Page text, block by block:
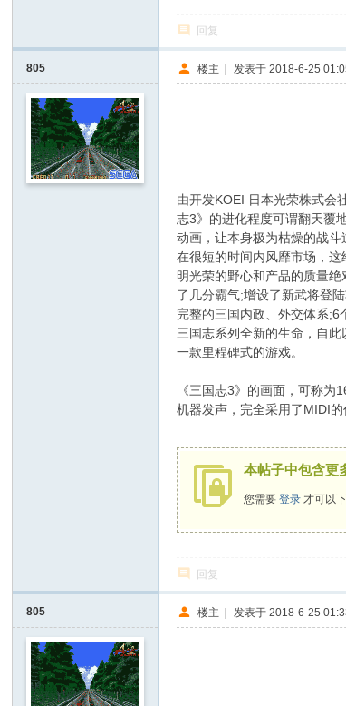
回复
805 楼主 | 发表于 2018-6-25
由开发KOEI 日本光荣株式会
志3》的进化程度可谓翻天覆
动画，让本身极为枯燥的战
在很短的时间内风靡市场，
明光荣的野心和产品的质量
了几分霸气;增设了新武将登
完整的三国内政、外交体系
三国志系列全新的生命，自
一款里程碑式的游戏。
《三国志3》的画面，可称
机器发声，完全采用了MIDI
本帖子中包含更
您需要登录 才可以
回复
805 楼主 | 发表于 2018-6-25